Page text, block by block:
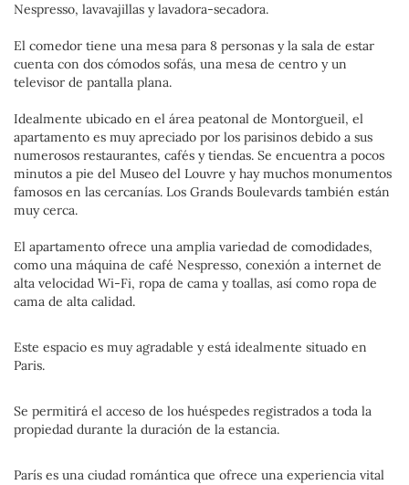
Nespresso, lavavajillas y lavadora-secadora.
El comedor tiene una mesa para 8 personas y la sala de estar
cuenta con dos cómodos sofás, una mesa de centro y un
televisor de pantalla plana.
Idealmente ubicado en el área peatonal de Montorgueil, el
apartamento es muy apreciado por los parisinos debido a sus
numerosos restaurantes, cafés y tiendas. Se encuentra a pocos
minutos a pie del Museo del Louvre y hay muchos monumentos
famosos en las cercanías. Los Grands Boulevards también están
muy cerca.
El apartamento ofrece una amplia variedad de comodidades,
como una máquina de café Nespresso, conexión a internet de
alta velocidad Wi-Fi, ropa de cama y toallas, así como ropa de
cama de alta calidad.
Este espacio es muy agradable y está idealmente situado en
Paris.
Se permitirá el acceso de los huéspedes registrados a toda la
propiedad durante la duración de la estancia.
París es una ciudad romántica que ofrece una experiencia vital